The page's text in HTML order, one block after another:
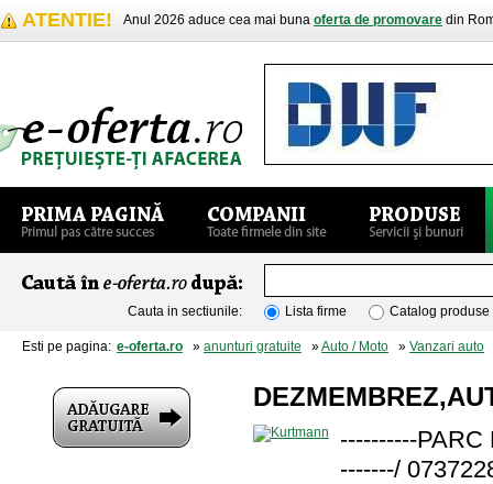
ATENTIE! Anul 2026 aduce cea mai buna oferta de promovare din
Cauta in sectiunile: Lista firme Catalog produse
Esti pe pagina: e-oferta.ro » anunturi gratuite »Auto / Moto » Vanzari auto
----------
-------/